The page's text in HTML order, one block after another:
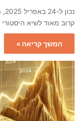
קרוב מאוד לשיא היסטורי של 3,500 דולר
המשך קריאה »